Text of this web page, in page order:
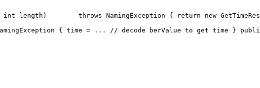
length)        throws NamingException { return new
{ time = ... // decode berValue to get time }